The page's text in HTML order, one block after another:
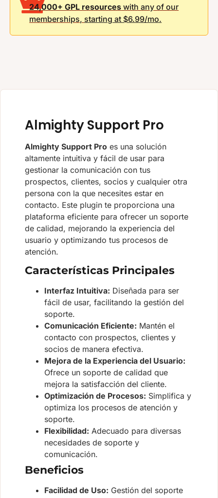
24,000+ GPL resources with any of our
memberships, starting at $6.99/mo.
Almighty Support Pro
Almighty Support Pro es una solución
altamente intuitiva y fácil de usar para
gestionar la comunicación con tus
prospectos, clientes, socios y cualquier otra
persona con la que necesites estar en
contacto. Este plugin te proporciona una
plataforma eficiente para ofrecer un soporte
de calidad, mejorando la experiencia del
usuario y optimizando tus procesos de
atención.
Características Principales
Interfaz Intuitiva: Diseñada para ser
fácil de usar, facilitando la gestión del
soporte.
Comunicación Eficiente: Mantén el
contacto con prospectos, clientes y
socios de manera efectiva.
Mejora de la Experiencia del Usuario:
Ofrece un soporte de calidad que
mejora la satisfacción del cliente.
Optimización de Procesos: Simplifica y
optimiza los procesos de atención y
soporte.
Flexibilidad: Adecuado para diversas
necesidades de soporte y
comunicación.
Beneficios
Facilidad de Uso: Gestión del soporte